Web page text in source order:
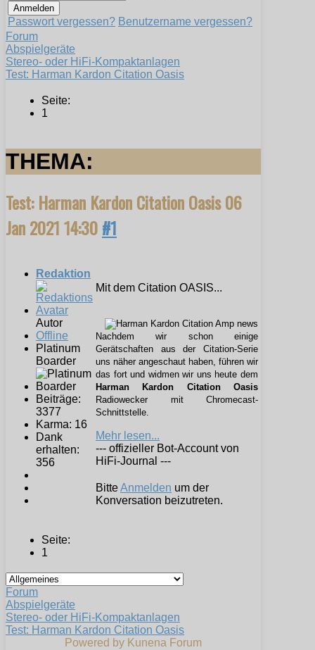
Passwort vergessen? Benutzername vergessen?
Forum
Abspielgeräte
Stereo- oder HiFi-Kompaktanlagen
Test: Harman Kardon Citation Oasis
Seite:
1
THEMA:
Test: Harman Kardon Citation Oasis06
Jan 2021 14:30#1
Redaktion
Autor
Offline
Platinum
Boarder
Beiträge:
3377
Karma: 16
Dank
erhalten:
356
Mit dem Citation OASIS...
Nachdem wir schon einige
Gerätschaften aus der Citation-Serie
uns näher angeschaut haben, führen wir
das fort und widmen wir uns heute dem
Harman Kardon Citation Oasis
Radiowecker mit Chromecast-
Schnittstelle.
Mehr lesen...
--- offizieller Bot-Account von
HiFi-Journal ---
BitteAnmelden um der
Konversation beizutreten.
Seite:
1
Forum
Abspielgeräte
Stereo- oder HiFi-Kompaktanlagen
Test: Harman Kardon Citation Oasis
Powered by Kunena Forum